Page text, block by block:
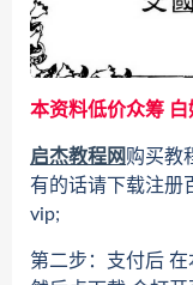
本资料低价众筹
启杰教程网购买教
有的话请下载注册
vip;
第二步：支付后